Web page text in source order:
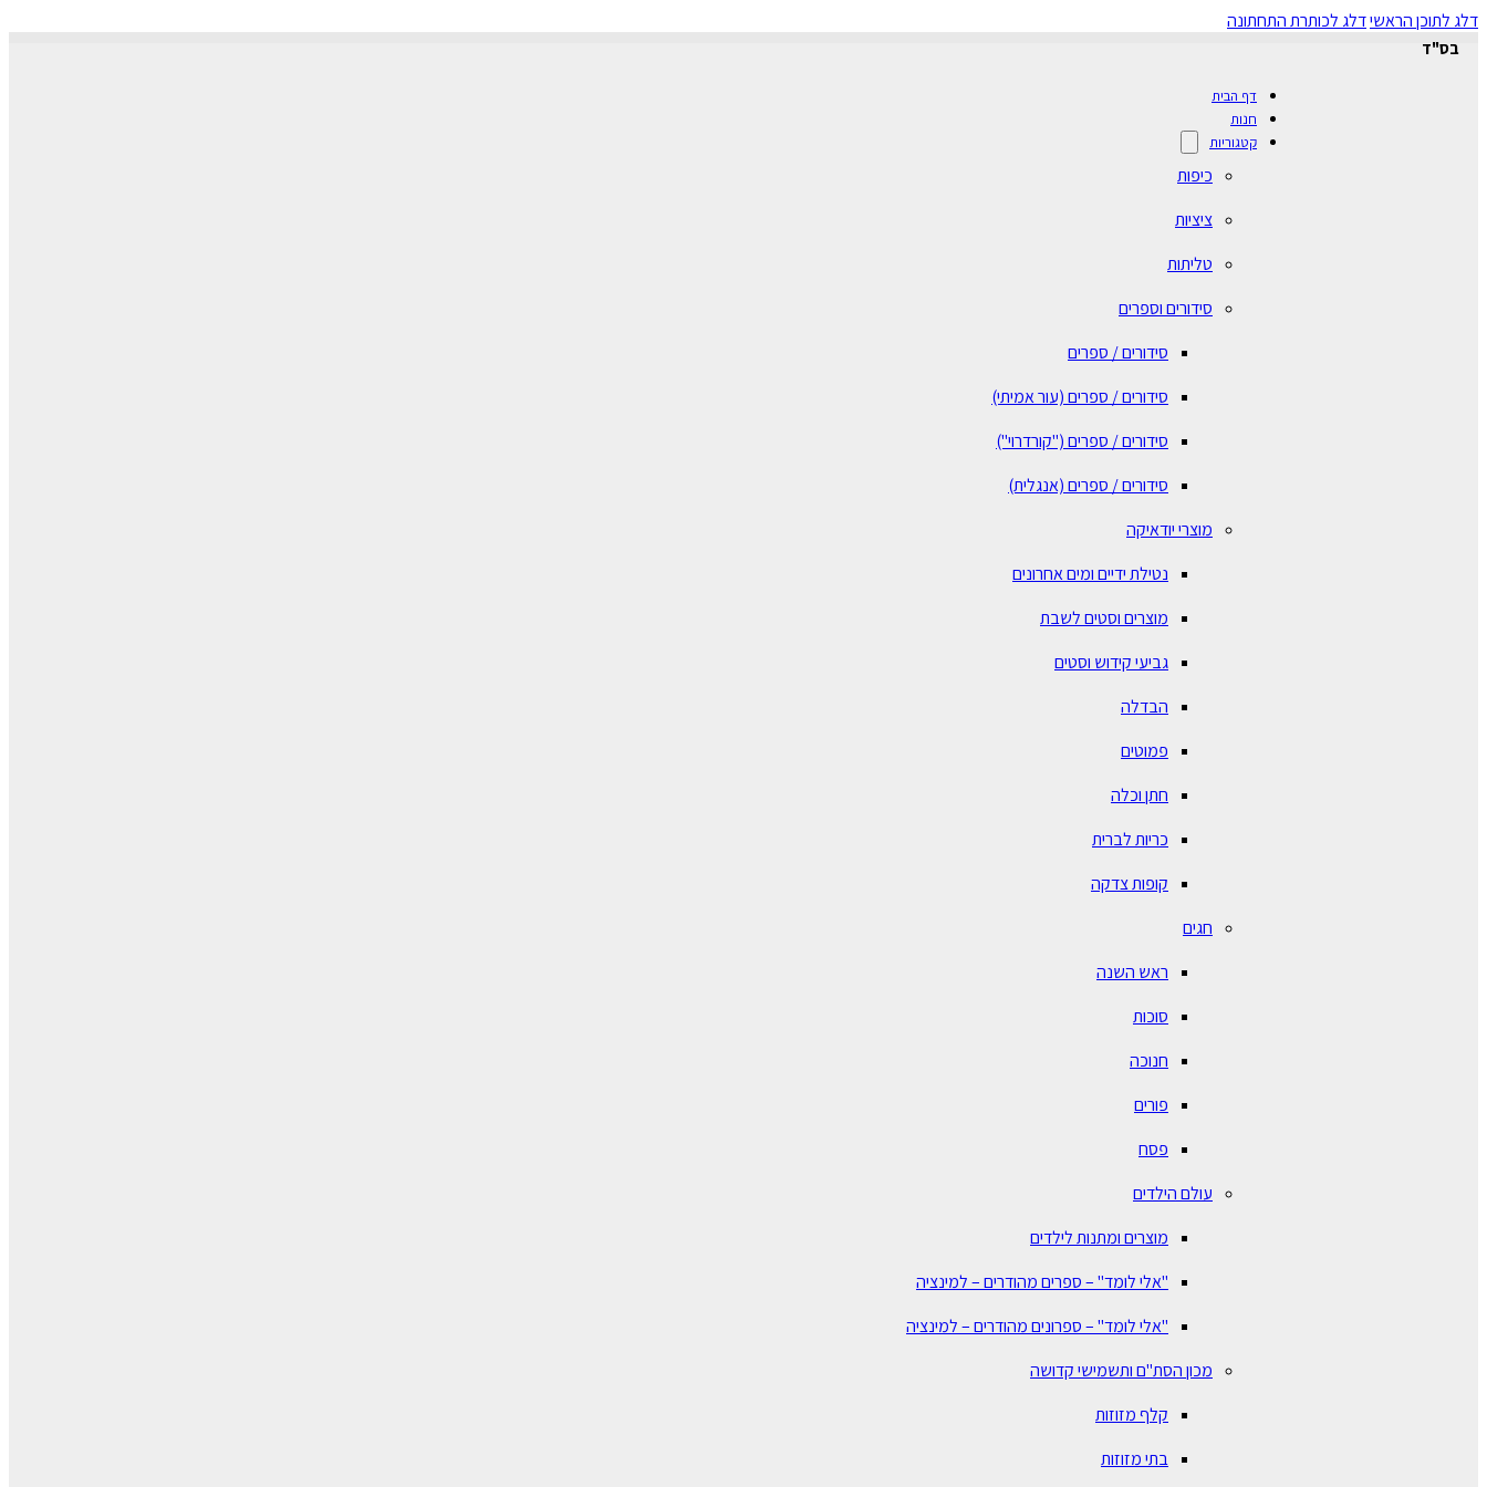
דלג לתוכן הראשידלג לכותרת התחתונה
בס"ד
דף הבית
חנות
קטגוריות
כיפות
ציציות
טליתות
סידורים וספרים
סידורים / ספרים
⁠סידורים / ספרים (עור אמיתי)
סידורים / ספרים ("קורדרוי")
סידורים / ספרים (אנגלית)
מוצרי יודאיקה
נטילת ידיים ומים אחרונים
מוצרים וסטים לשבת
גביעי קידוש וסטים
הבדלה
פמוטים
חתן וכלה
כריות לברית
קופות צדקה
חגים
ראש השנה
סוכות
חנוכה
פורים
פסח
עולם הילדים
מוצרים ומתנות לילדים
"אלי לומד" – ספרים מהודרים – למינציה
"אלי לומד" – ספרונים מהודרים – למינציה
מכון הסת"ם ותשמישי קדושה
קלף מזוזות
בתי מזוזות